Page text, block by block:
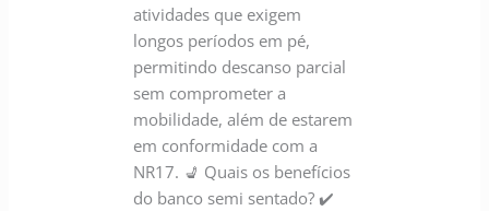
atividades que exigem
longos períodos em pé,
permitindo descanso parcial
sem comprometer a
mobilidade, além de estarem
em conformidade com a
NR17. 💺 Quais os benefícios
do banco semi sentado? ✔️